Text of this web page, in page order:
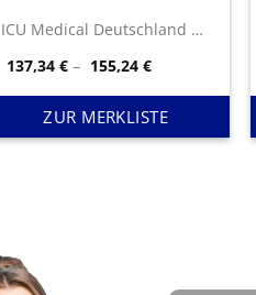
ICU Medical Deutschland GmbH
137,34€ – 155,24€Preisspanne:
bis
155,24 €
ZUR MERKLISTE